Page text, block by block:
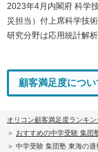
2023年4月内閣府 科学
災担当）付上席科学技
研究分野は応用統計解
顧客満足度につい
オリコン顧客満足度ランキン
おすすめの中学受験 集団
中学受験 集団塾 東海の